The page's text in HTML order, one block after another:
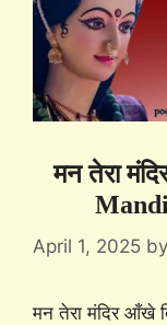
मन तेरा
April 1, 2025 by
मन तेरा मंदिर आँखे